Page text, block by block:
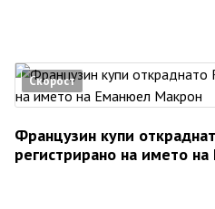
Скорост
Французин купи
регистрирано на името